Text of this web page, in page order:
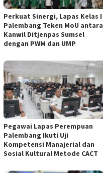
Perkuat Sinergi, Lapas Kelas I
Palembang Teken MoU antara
Kanwil Ditjenpas Sumsel
dengan PWM dan UMP
Pegawai Lapas Perempuan
Palembang Ikuti Uji
Kompetensi Manajerial dan
Sosial Kultural Metode CACT